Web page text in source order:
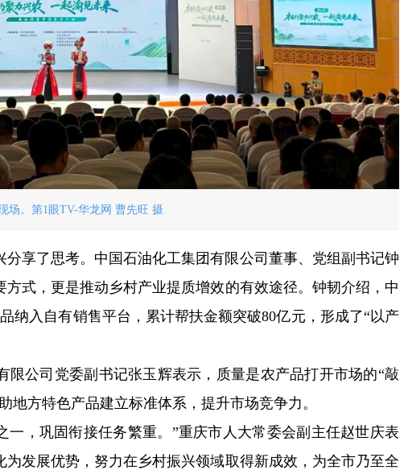
场。第1眼TV-华龙网 曹先旺 摄
享了思考。中国石油化工集团有限公司董事、党组副书记钟
式，更是推动乡村产业提质增效的有效途径。钟韧介绍，中
纳入自有销售平台，累计帮扶金额突破80亿元，形成了“以产
限公司党委副书记张玉辉表示，质量是农产品打开市场的“敲
方特色产品建立标准体系，提升市场竞争力。
一，巩固衔接任务繁重。”重庆市人大常委会副主任赵世庆表
发展优势，努力在乡村振兴领域取得新成效，为全市乃至全